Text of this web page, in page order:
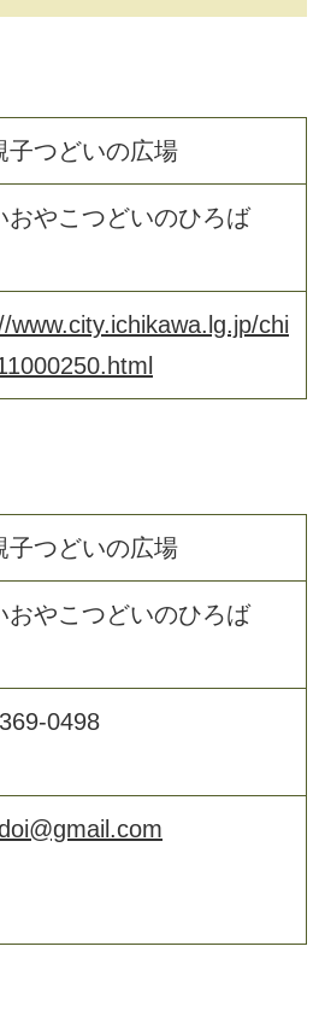
子つどいの広場
おやこつどいのひろば
www.city.ichikawa.lg.jp/chi
子つどいの広場
おやこつどいのひろば
0498